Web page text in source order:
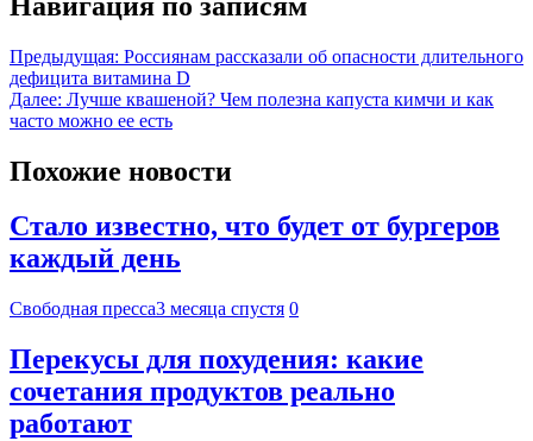
Предыдущая: Россиянам рассказали об опасности длительного
дефицита витамина D
Далее: Лучше квашеной? Чем полезна капуста кимчи и как
часто можно ее есть
Похожие новости
Стало известно, что будет от бургеров
каждый день
Свободная пресса3 месяца спустя 0
Перекусы для похудения: какие
сочетания продуктов реально
работают